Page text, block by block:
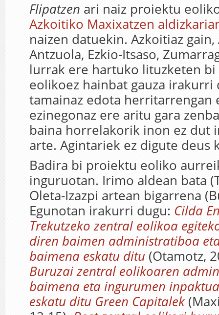
Flipatzen ari naiz proiektu
Azkoitiko Maxixatzen
naizen datuekin. Azkoitiaz gain,
Antzuola, Ezkio-Itsaso,
lurrak ere hartuko lituzketen
eolikoez hainbat gauza irakurri
tamainaz edota herritarrengan
ezinegonaz ere aritu gara
baina horrelakorik inon ez dut
arte. Agintariek ez digute deus
Badira bi proiektu eoliko
inguruotan. Irimo aldean bata
Oleta-Izazpi artean bigarrena
Egunotan irakurri dugu: Cilda
Trekutzeko zentral eolikoa
diren baimen administratiboa
baimena eskatu ditu (Otamotz,
Buruzai zentral eolikoaren
baimena eta ingurumen
eskatu ditu Green Capitalek